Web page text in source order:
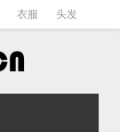
衣服 头发